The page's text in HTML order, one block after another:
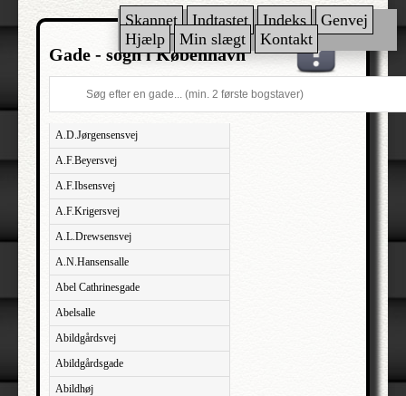
Skannet Indtastet Indeks
Genvej
Hjælp
Min slægt Kontakt
Gade - sogn i København
A.D.Jørgensensvej
A.F.Beyersvej
A.F.Ibsensvej
A.F.Krigersvej
A.L.Drewsensvej
A.N.Hansensalle
Abel Cathrinesgade
Abelsalle
Abildgårdsvej
Abildgårdsgade
Abildhøj